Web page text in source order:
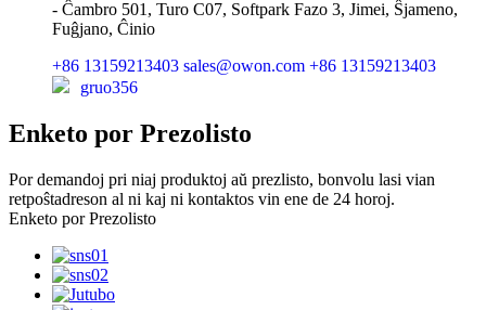
- Ĉambro 501, Turo C07, Softpark Fazo 3, Jimei, Ŝjameno,
Fuĝjano, Ĉinio
+86 13159213403 sales@owon.com +86 13159213403
gruo356
Enketo por Prezolisto
Por demandoj pri niaj produktoj aŭ prezlisto, bonvolu lasi vian
retpoŝtadreson al ni kaj ni kontaktos vin ene de 24 horoj.
Enketo por Prezolisto